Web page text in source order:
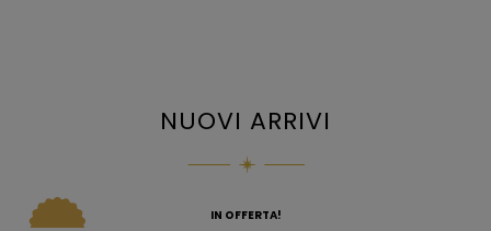
NUOVI ARRIVI
IN OFFERTA!